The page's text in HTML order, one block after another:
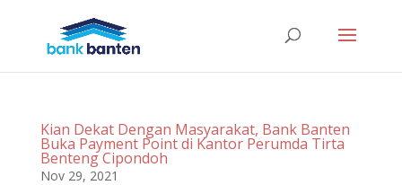
Kian Dekat Dengan Masyarakat, Bank Banten
Buka Payment Point di Kantor Perumda Tirta
Benteng Cipondoh
Nov 29, 2021